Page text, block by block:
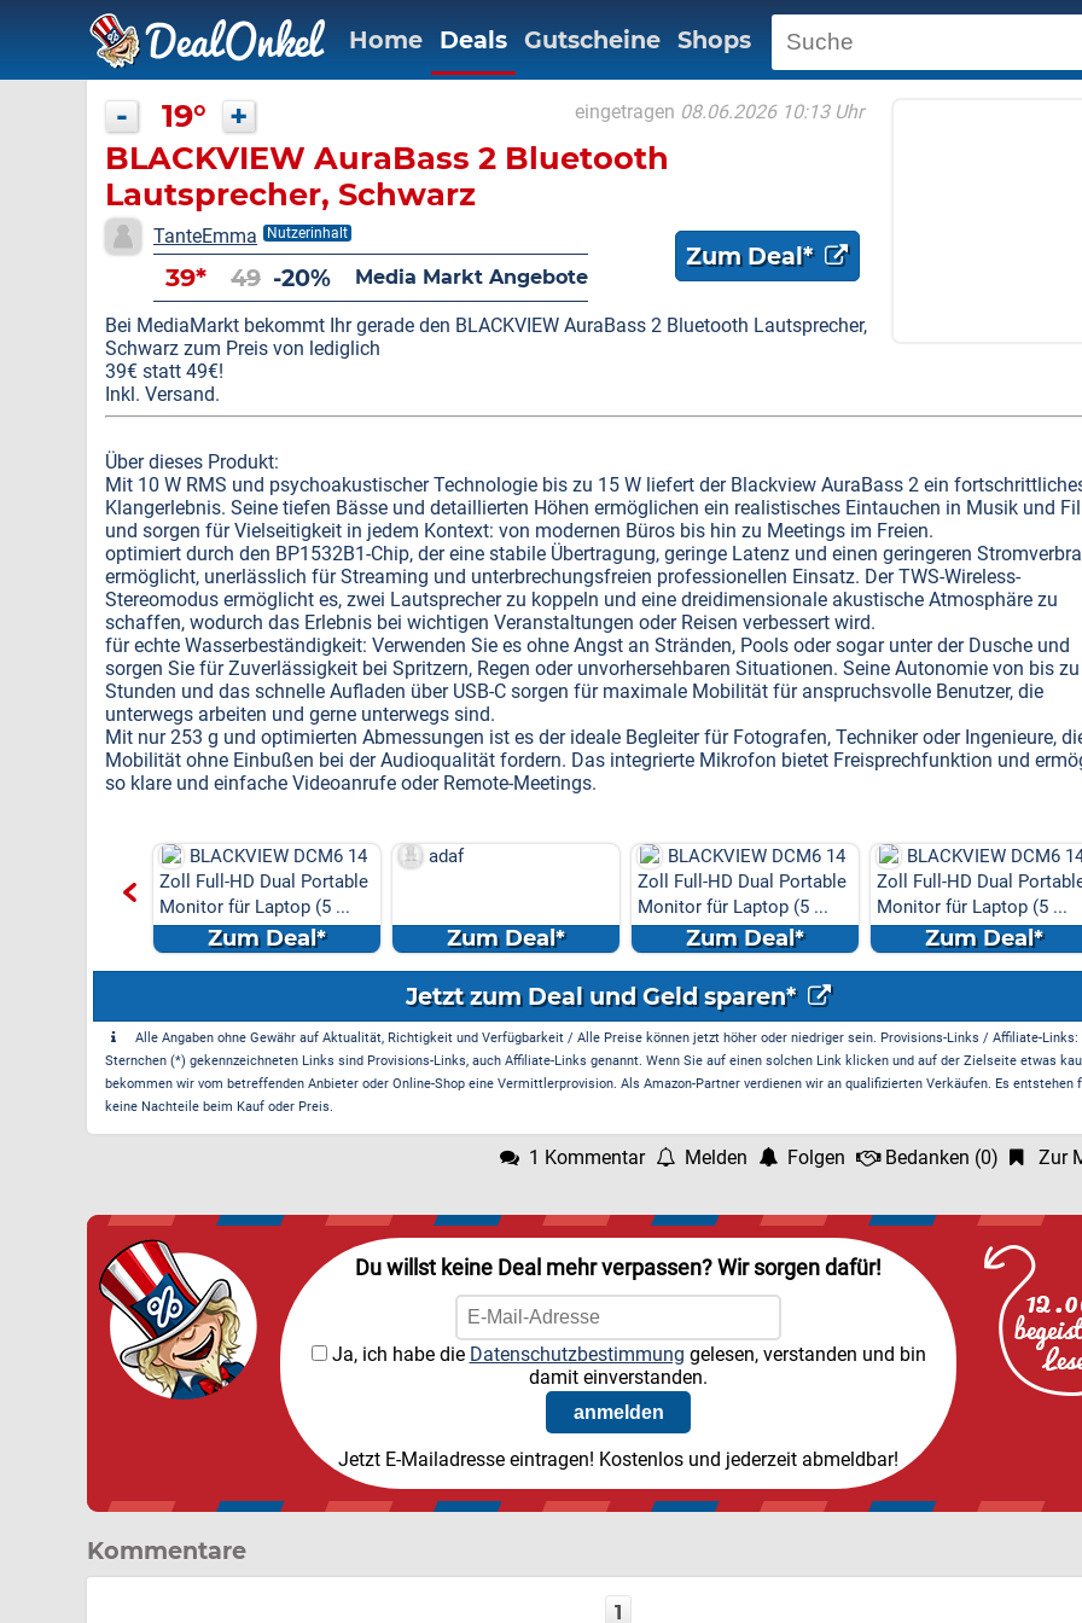
Home Deals Gutscheine Shops
- 19° + eingetragen 08.06.2026 10:13 Uhr
BLACKVIEW AuraBass 2 Bluetooth
Lautsprecher, Schwarz
TanteEmma Nutzerinhalt
Zum Deal*
39* 49 -20% Media Markt Angebote
Bei MediaMarkt bekommt Ihr gerade den BLACKVIEW AuraBass 2 Bluetooth Lautsprecher,
Schwarz zum Preis von lediglich
39€ statt 49€!
Inkl. Versand.
Über dieses Produkt:
Mit 10 W RMS und psychoakustischer Technologie bis zu 15 W liefert der Blackview AuraBass 2 ein
Klangerlebnis. Seine tiefen Bässe und detaillierten Höhen ermöglichen ein realistisches Eintauchen in Musik und
und sorgen für Vielseitigkeit in jedem Kontext: von modernen Büros bis hin zu Meetings im Freien.
optimiert durch den BP1532B1-Chip, der eine stabile Übertragung, geringe Latenz und einen geringeren
ermöglicht, unerlässlich für Streaming und unterbrechungsfreien professionellen Einsatz. Der TWS-Wireless-
Stereomodus ermöglicht es, zwei Lautsprecher zu koppeln und eine dreidimensionale akustische Atmosphäre zu
schaffen, wodurch das Erlebnis bei wichtigen Veranstaltungen oder Reisen verbessert wird.
für echte Wasserbeständigkeit: Verwenden Sie es ohne Angst an Stränden, Pools oder sogar unter der Dusche und
sorgen Sie für Zuverlässigkeit bei Spritzern, Regen oder unvorhersehbaren Situationen. Seine Autonomie von bis
Stunden und das schnelle Aufladen über USB-C sorgen für maximale Mobilität für anspruchsvolle Benutzer, die
unterwegs arbeiten und gerne unterwegs sind.
Mit nur 253 g und optimierten Abmessungen ist es der ideale Begleiter für Fotografen, Techniker oder Ingenieure,
Mobilität ohne Einbußen bei der Audioqualität fordern. Das integrierte Mikrofon bietet Freisprechfunktion und
so klare und einfache Videoanrufe oder Remote-Meetings.
BLACKVIEW DCM6 14
Zoll Full-HD Dual Portable
Monitor für Laptop (5 ...
Zum Deal*
adaf
Zum Deal*
BLACKVIEW DCM6 14
Zoll Full-HD Dual Portable
Monitor für Laptop (5 ...
Zum Deal*
BLACKVIEW DCM6
Zoll Full-HD Dual
Monitor für Laptop (5 ...
Zum Deal*
Jetzt zum Deal und Geld sparen*
Alle Angaben ohne Gewähr auf Aktualität, Richtigkeit und Verfügbarkeit / Alle Preise können jetzt höher oder niedriger sein. Provisions-Links / Affiliate-
Sternchen (*) gekennzeichneten Links sind Provisions-Links, auch Affiliate-Links genannt. Wenn Sie auf einen solchen Link klicken und auf der Zielseite etwas
bekommen wir vom betreffenden Anbieter oder Online-Shop eine Vermittlerprovision. Als Amazon-Partner verdienen wir an qualifizierten Verkäufen. Es entstehen
keine Nachteile beim Kauf oder Preis.
1 Kommentar Melden Folgen Bedanken (0) Zur
Du willst keine Deal mehr verpassen? Wir sorgen dafür!
Ja, ich habe die Datenschutzbestimmung gelesen, verstanden und bin
damit einverstanden.
Jetzt E-Mailadresse eintragen! Kostenlos und jederzeit abmeldbar!
Kommentare
1